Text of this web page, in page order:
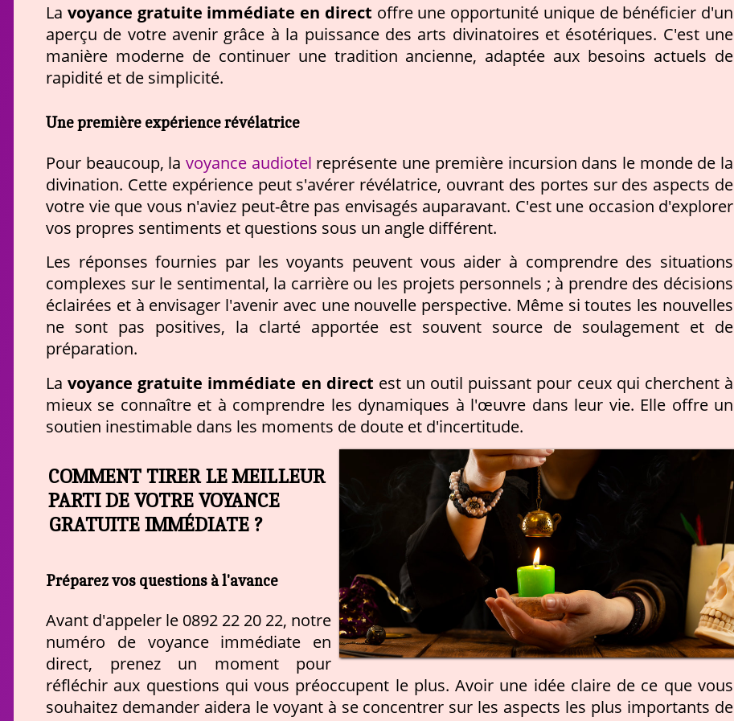
La voyance gratuite immédiate en direct offre une opportunité unique de bénéficier d'un
aperçu de votre avenir grâce à la puissance des arts divinatoires et ésotériques. C'est une
manière moderne de continuer une tradition ancienne, adaptée aux besoins actuels de
rapidité et de simplicité.
Une première expérience révélatrice
Pour beaucoup, lavoyance audiotel représente une première incursion dans le monde de la
divination. Cette expérience peut s'avérer révélatrice, ouvrant des portes sur des aspects de
votre vie que vous n'aviez peut-être pas envisagés auparavant. C'est une occasion d'explorer
vos propres sentiments et questions sous un angle différent.
Les réponses fournies par les voyants peuvent vous aider à comprendre des situations
complexes sur le sentimental, la carrière ou les projets personnels ; à prendre des décisions
éclairées et à envisager l'avenir avec une nouvelle perspective. Même si toutes les nouvelles
ne sont pas positives, la clarté apportée est souvent source de soulagement et de
préparation.
Lavoyance gratuite immédiate en direct est un outil puissant pour ceux qui cherchent à
mieux se connaître et à comprendre les dynamiques à l'œuvre dans leur vie. Elle offre un
soutien inestimable dans les moments de doute et d'incertitude.
COMMENT TIRER LE MEILLEUR
PARTI DE VOTRE VOYANCE
GRATUITE IMMÉDIATE ?
Préparez vos questions à l'avance
Avant d'appeler le 0892 22 20 22, notre
numéro de voyance immédiate en
direct, prenez un moment pour
réfléchir aux questions qui vous préoccupent le plus. Avoir une idée claire de ce que vous
souhaitez demander aidera le voyant à se concentrer sur les aspects les plus importants de